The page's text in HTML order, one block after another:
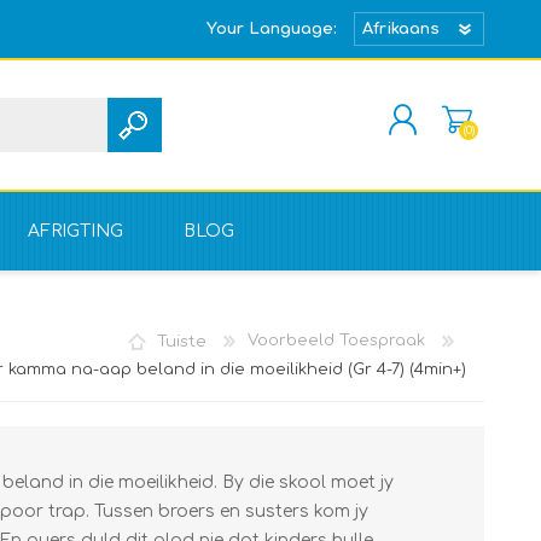
Your Language:
REGISTREER
TEKEN IN
(0)
AFRIGTING BLOG
Tuiste
Voorbeeld Toespraak
na-aap beland in die moeilikheid (Gr 4-7) (4min+)
in die moeilikheid. By die skool moet jy
trap. Tussen broers en susters kom jy